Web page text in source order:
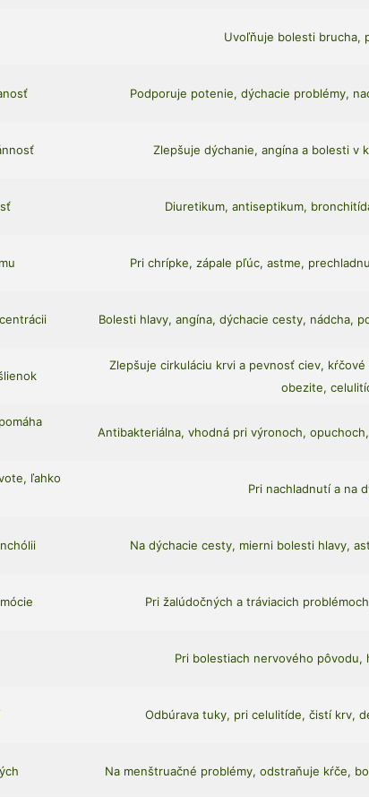
Uvoľňuje bolesti brucha,
Podporuje potenie, dýchacie problémy,
Zlepšuje dýchanie, angína a bolesti v
Diuretikum, antiseptikum,
Pri chrípke, zápale pľúc, astme,
Bolesti hlavy, angína, dýchacie cesty, nádcha,
Zlepšuje cirkuláciu krvi a pevnosť ciev,
obezite,
Antibakteriálna, vhodná pri výronoch,
ľahko
Pri nachladnutí a na
Na dýchacie cesty, mierni bolesti hlavy,
Pri žalúdočných a tráviacich
Pri bolestiach nervového
Odbúrava tuky, pri celulitíde, čistí krv,
Na menštruačné problémy, odstraňuje kŕče,